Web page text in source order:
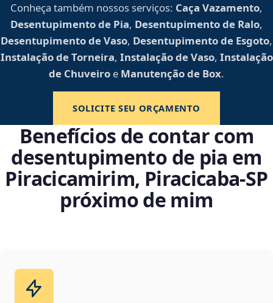
Conheça também nossos serviços: Caça Vazamento,
Desentupimento de Pia, Desentupimento de Ralo,
Desentupimento de Vaso, Desentupimento de Esgoto,
Instalação de Torneira, Instalação de Vaso, Instalação
de Chuveiro e Manutenção de Box.
SOLICITE SEU ORÇAMENTO
Benefícios de contar com
desentupimento de pia em
Piracicamirim, Piracicaba‑SP
próximo de mim